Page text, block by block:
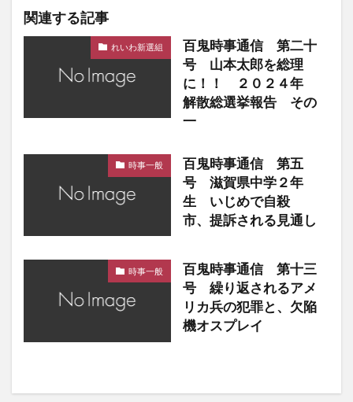
関連する記事
れいわ新選組
百鬼時事通信 第二十
号 山本太郎を総理
に！！ ２０２４年
解散総選挙報告 その
一
時事一般
百鬼時事通信 第五
号 滋賀県中学２年
生 いじめで自殺
市、提訴される見通し
時事一般
百鬼時事通信 第十三
号 繰り返されるアメ
リカ兵の犯罪と、欠陥
機オスプレイ